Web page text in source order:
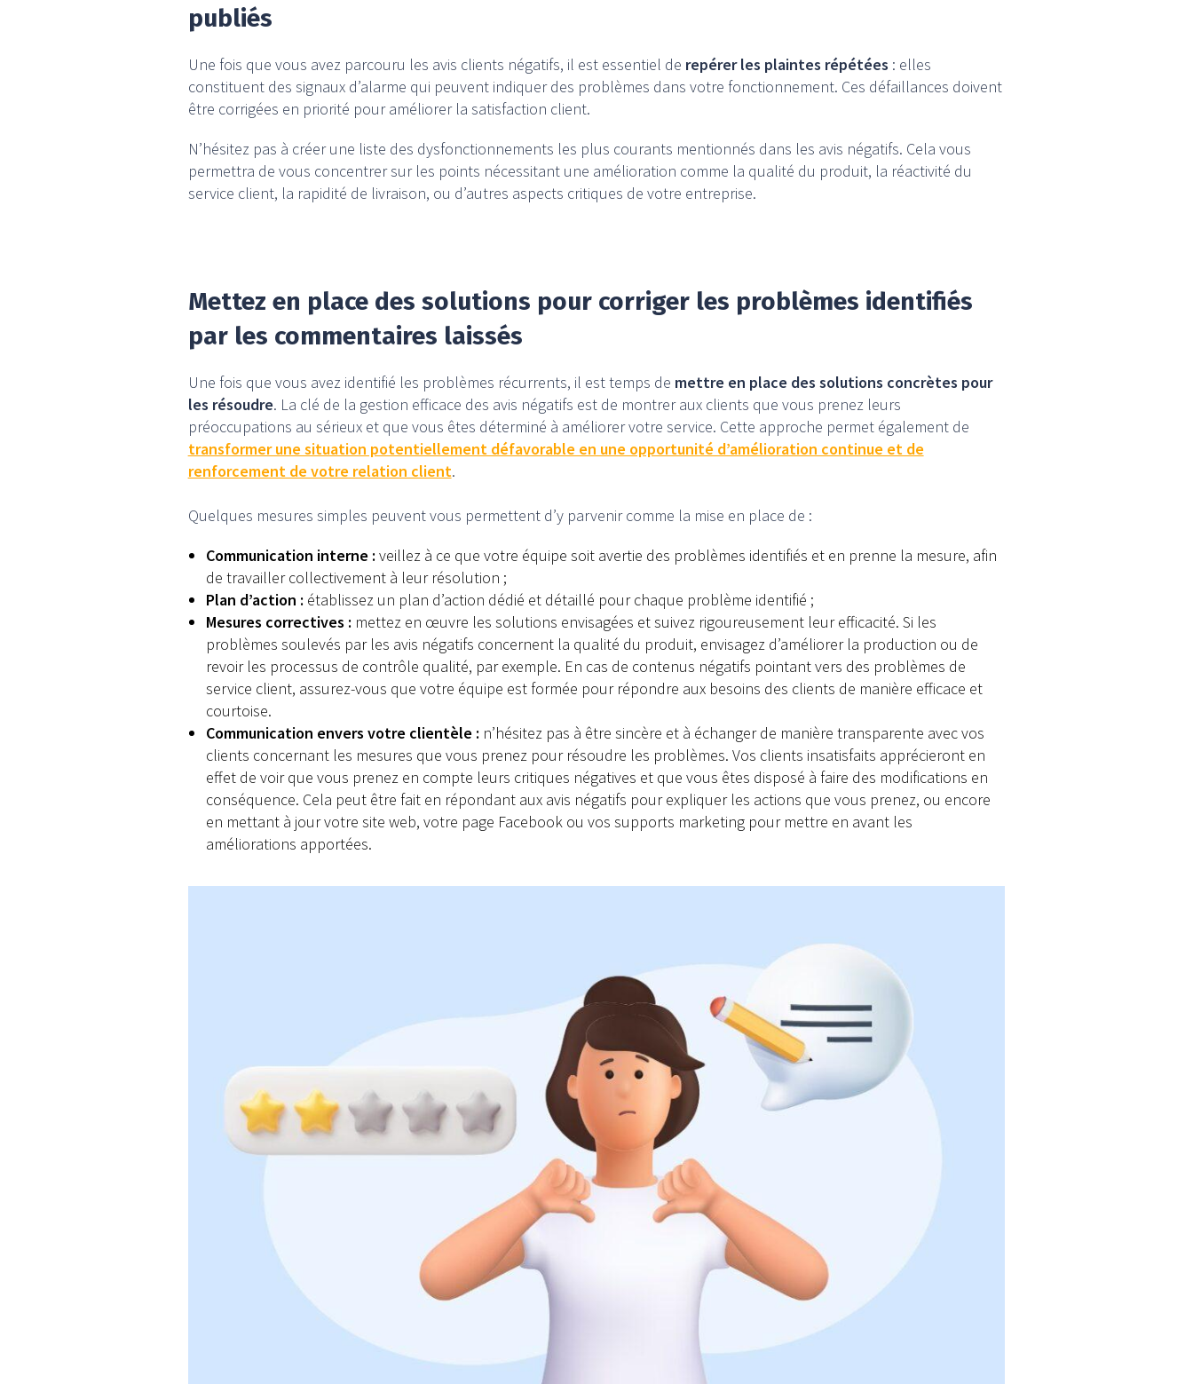
publiés
Une fois que vous avez parcouru les avis clients négatifs, il est essentiel de repérer les plaintes répétées : elles
constituent des signaux d’alarme qui peuvent indiquer des problèmes dans votre fonctionnement. Ces défaillances doivent
être corrigées en priorité pour améliorer la satisfaction client.
N’hésitez pas à créer une liste des dysfonctionnements les plus courants mentionnés dans les avis négatifs. Cela vous
permettra de vous concentrer sur les points nécessitant une amélioration comme la qualité du produit, la réactivité du
service client, la rapidité de livraison, ou d’autres aspects critiques de votre entreprise.
Mettez en place des solutions pour corriger les problèmes identifiés
par les commentaires laissés
Une fois que vous avez identifié les problèmes récurrents, il est temps de mettre en place des solutions concrètes pour
les résoudre. La clé de la gestion efficace des avis négatifs est de montrer aux clients que vous prenez leurs
préoccupations au sérieux et que vous êtes déterminé à améliorer votre service. Cette approche permet également de
transformer une situation potentiellement défavorable en une opportunité d’amélioration continue et de
renforcement de votre relation client.
Quelques mesures simples peuvent vous permettent d’y parvenir comme la mise en place de :
Communication interne : veillez à ce que votre équipe soit avertie des problèmes identifiés et en prenne la mesure, afin
de travailler collectivement à leur résolution ;
Plan d’action : établissez un plan d’action dédié et détaillé pour chaque problème identifié ;
Mesures correctives : mettez en œuvre les solutions envisagées et suivez rigoureusement leur efficacité. Si les
problèmes soulevés par les avis négatifs concernent la qualité du produit, envisagez d’améliorer la production ou de
revoir les processus de contrôle qualité, par exemple. En cas de contenus négatifs pointant vers des problèmes de
service client, assurez-vous que votre équipe est formée pour répondre aux besoins des clients de manière efficace et
courtoise.
Communication envers votre clientèle : n’hésitez pas à être sincère et à échanger de manière transparente avec vos
clients concernant les mesures que vous prenez pour résoudre les problèmes. Vos clients insatisfaits apprécieront en
effet de voir que vous prenez en compte leurs critiques négatives et que vous êtes disposé à faire des modifications en
conséquence. Cela peut être fait en répondant aux avis négatifs pour expliquer les actions que vous prenez, ou encore
en mettant à jour votre site web, votre page Facebook ou vos supports marketing pour mettre en avant les
améliorations apportées.